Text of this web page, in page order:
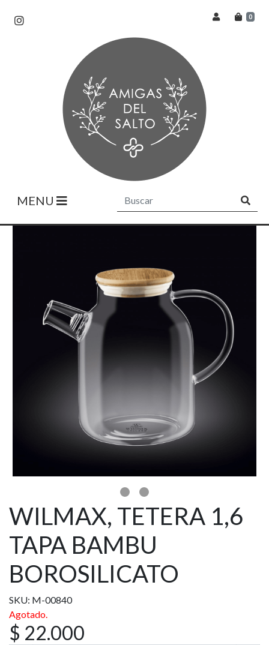
0
MENU
WILMAX, TETERA 1,6
TAPA BAMBU
BOROSILICATO
SKU: M-00840
Agotado.
$ 22.000